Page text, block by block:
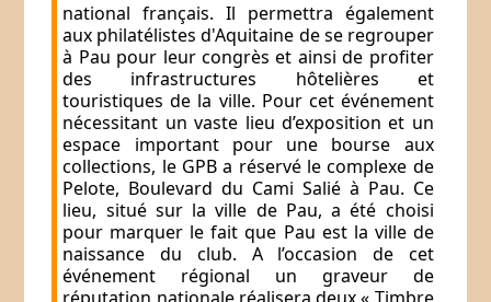
national français. Il permettra également
aux philatélistes d'Aquitaine de se regrouper
à Pau pour leur congrès et ainsi de profiter
des infrastructures hôtelières et
touristiques de la ville. Pour cet événement
nécessitant un vaste lieu d’exposition et un
espace important pour une bourse aux
collections, le GPB a réservé le complexe de
Pelote, Boulevard du Cami Salié à Pau. Ce
lieu, situé sur la ville de Pau, a été choisi
pour marquer le fait que Pau est la ville de
naissance du club. A l’occasion de cet
événement régional un graveur de